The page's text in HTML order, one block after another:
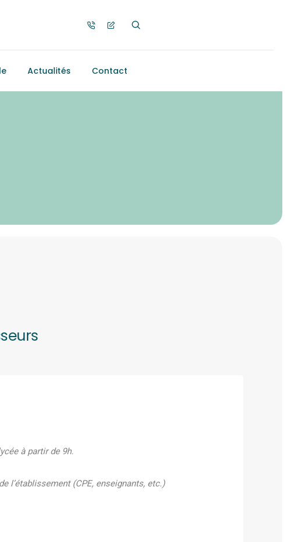
Actualités Contact
à partir de 9h.
l’établissement (CPE, enseignants, etc.)